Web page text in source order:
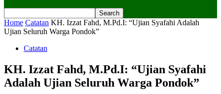
Home Catatan KH. Izzat Fahd, M.Pd.I: “Ujian Syafahi Adalah
Ujian Seluruh Warga Pondok”
Catatan
KH. Izzat Fahd, M.Pd.I: “Ujian Syafahi
Adalah Ujian Seluruh Warga Pondok”